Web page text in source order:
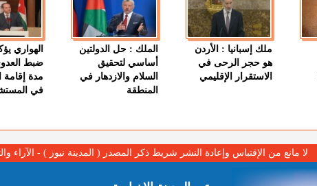
ملك إسبانيا : الأردن
هو حجر الرحى في
الاستقرار الإقليمي
الملك : حل الدولتين
أساسي لتحقيق
السلام والازدهار في
المنطقة
الهواري
ضبط
مدة
في
لا مانع من الإقتباس وإعادة النشر شريط ذكر المصدر ( المدينة نيوز ) - الآراء